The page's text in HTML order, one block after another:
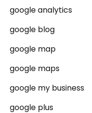
google analytics
google blog
google map
google maps
google my business
google plus